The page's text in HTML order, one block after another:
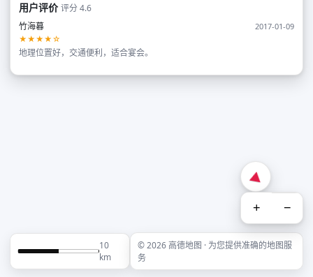
用户评价评分 4.6
竹海暮
2017-01-09
★★★★☆
地理位置好，交通便利，适合宴会。
+ −
10
km
© 2026 高德地图 · 为您提供准确的地图服
务